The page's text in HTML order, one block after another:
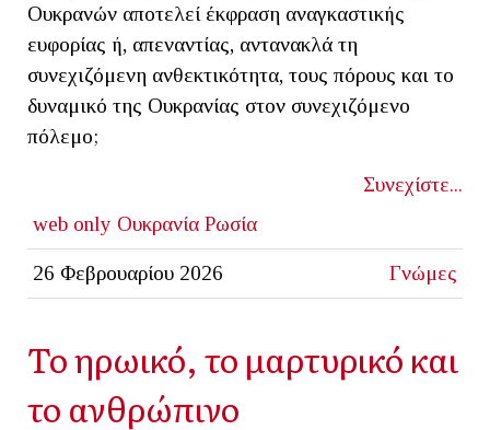
Ουκρανών αποτελεί έκφραση αναγκαστικής
ευφορίας ή, απεναντίας, αντανακλά τη
συνεχιζόμενη ανθεκτικότητα, τους πόρους και το
δυναμικό της Ουκρανίας στον συνεχιζόμενο
πόλεμο;
Συνεχίστε...
web only Ουκρανία Ρωσία
26 Φεβρουαρίου 2026 Γνώμες
Το ηρωικό, το μαρτυρικό και
το ανθρώπινο